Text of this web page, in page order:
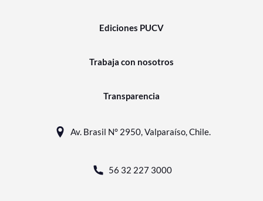
Ediciones PUCV
Trabaja con nosotros
Transparencia
Av. Brasil N° 2950, Valparaíso, Chile.
56 32 227 3000